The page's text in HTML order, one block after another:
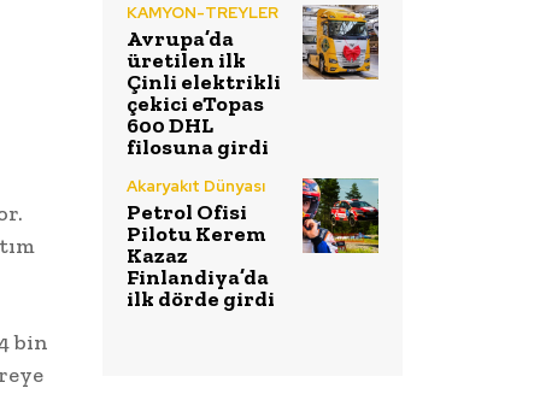
bin
KAMYON-TREYLER
Avrupa’da
üretilen ilk
Çinli elektrikli
çekici eTopas
600 DHL
filosuna girdi
Akaryakıt Dünyası
Petrol Ofisi
Pilotu Kerem
Kazaz
Finlandiya’da
ilk dörde girdi